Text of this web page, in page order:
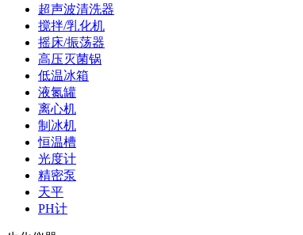
超声波清洗器
搅拌/乳化机
摇床/振荡器
高压灭菌锅
低温冰箱
液氮罐
离心机
制冰机
恒温槽
光度计
精密泵
天平
PH计